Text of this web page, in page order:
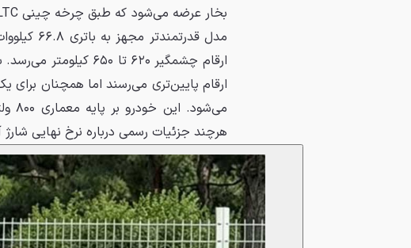
ارقام چشمگیر ۶۲۰ تا
ارقام پایین‌تری می‌رسند اما همچنان برای
هرچند جزئیات رسمی درباره نرخ نهایی